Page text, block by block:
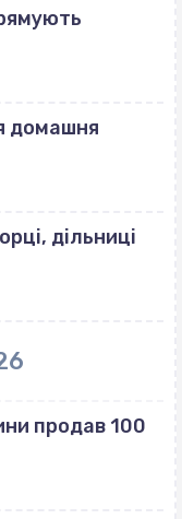
домашня
дільниці
продав 100